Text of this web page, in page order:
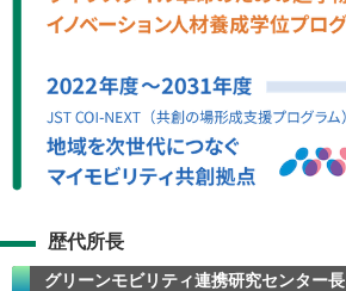
歴代所長
グリーンモビリティ連携研究センター長